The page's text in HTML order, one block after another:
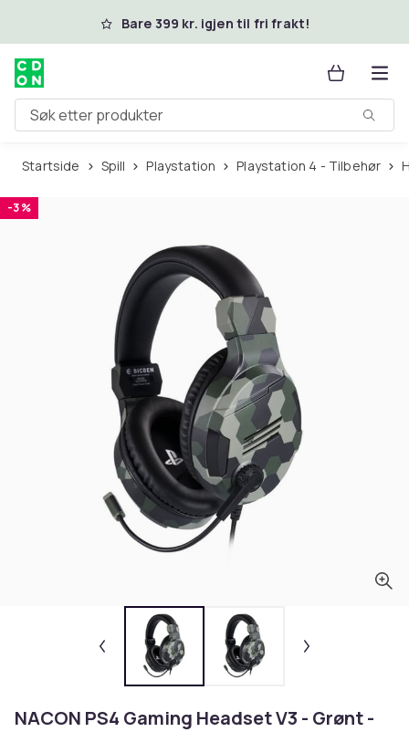
Hopp til hovedinnholdBare 399 kr. igjen til fri frakt!
Søk etter produkter
Startside Spill Playstation Playstation 4 - Tilbehør
-3 %
NACON PS4 Gaming Headset V3 - Grønt -